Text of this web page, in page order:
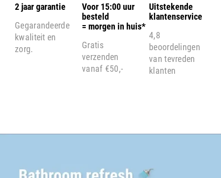
2 jaar garantie
Gegarandeerde
kwaliteit en
zorg.
Voor 15:00 uur
besteld
= morgen in huis*
Gratis
verzenden
vanaf €50,-
Uitstekende
klantenservice
4,8
beoordelingen
van tevreden
klanten